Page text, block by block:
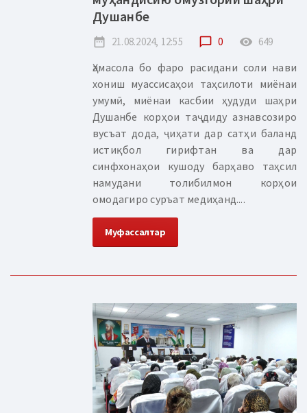
Душанбе
date_range 21.08.2024, 12:55 chat_bubble_outline 0 remove_red_eye 649
Ҳамасола бо фаро расидани соли нави
хониш муассисаҳои таҳсилоти миёнаи
умумӣ, миёнаи касбии ҳудуди шаҳри
Душанбе корҳои таҷдиду азнавсозиро
вусъат дода, ҷиҳати дар сатҳи баланд
истиқбол гирифтан ва дар
синфхонаҳои кушоду барҳаво таҳсил
намудани толибилмон корҳои
омодагиро суръат медиҳанд....
Муфассалтар